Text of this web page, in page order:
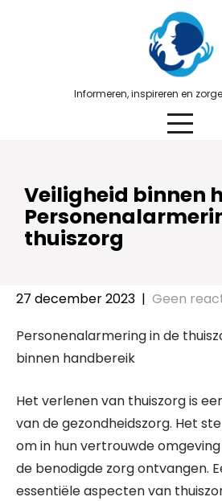
Informeren, inspireren en
Veiligheid binnen
thuiszorg
27 december 2023 | Geen
Personenalarmering in de
binnen handbereik
Het verlenen van thuiszorg is
van de gezondheidszorg. Het
om in hun vertrouwde
de benodigde zorg ontvangen.
essentiële aspecten van